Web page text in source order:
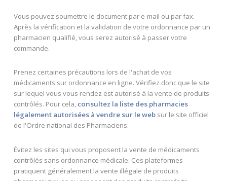
Vous pouvez soumettre le document par e-mail ou par fax.
Après la vérification et la validation de votre ordonnance par un
pharmacien qualifié, vous serez autorisé à passer votre
commande.
Prenez certaines précautions lors de l'achat de vos
médicaments sur ordonnance en ligne. Vérifiez donc que le site
sur lequel vous vous rendez est autorisé à la vente de produits
contrôlés. Pour cela, consultez la liste des pharmacies
légalement autorisées à vendre sur le websur le site officiel
de l'Ordre national des Pharmaciens.
Évitez les sites qui vous proposent la vente de médicaments
contrôlés sans ordonnance médicale. Ces plateformes
pratiquent généralement la vente illégale de produits